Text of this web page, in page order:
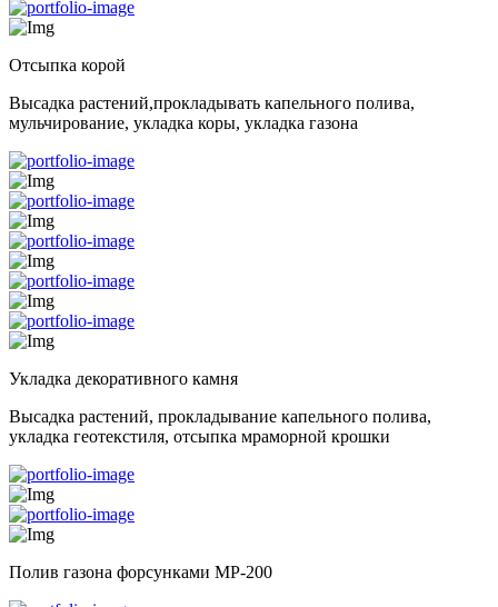
Отсыпка корой
Высадка растений,прокладывать капельного полива,
мульчирование, укладка коры, укладка газона
Укладка декоративного камня
Высадка растений, прокладывание капельного полива,
укладка геотекстиля, отсыпка мраморной крошки
Полив газона форсунками MP-200